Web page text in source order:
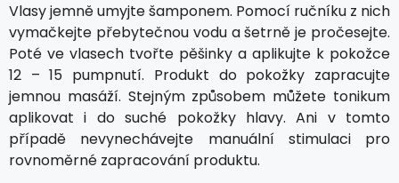
Vlasy jemně umyjte šamponem. Pomocí ručníku z nich
vymačkejte přebytečnou vodu a šetrně je pročesejte.
Poté ve vlasech tvořte pěšinky a aplikujte k pokožce
12 – 15 pumpnutí. Produkt do pokožky zapracujte
jemnou masáží. Stejným způsobem můžete tonikum
aplikovat i do suché pokožky hlavy. Ani v tomto
případě nevynechávejte manuální stimulaci pro
rovnoměrné zapracování produktu.